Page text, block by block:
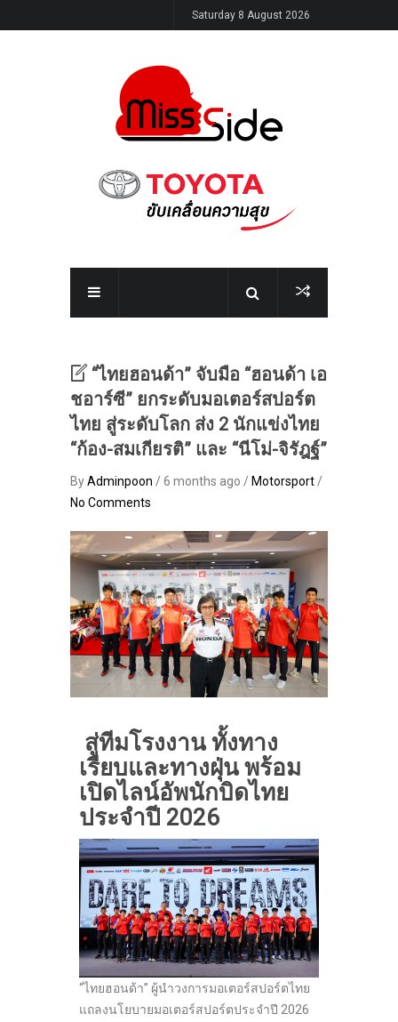
Saturday 8 August 2026
“ไทยฮอนด้า” จับมือ “ฮอนด้า เอ
ชอาร์ซี” ยกระดับมอเตอร์สปอร์ต
ไทย สู่ระดับโลก ส่ง 2 นักแข่งไทย
“ก้อง-สมเกียรติ” และ “นีโม่-จิรัฎฐ์”
ByAdminpoon / 6 months ago / Motorsport/
No Comments
สู่ทีมโรงงาน ทั้งทาง
เรียบและทางฝุ่น พร้อม
เปิดไลน์อัพนักบิดไทย
ประจำปี 2026
“ไทยฮอนด้า” ผู้นำวงการมอเตอร์สปอร์ตไทย
แถลงนโยบายมอเตอร์สปอร์ตประจำปี 2026